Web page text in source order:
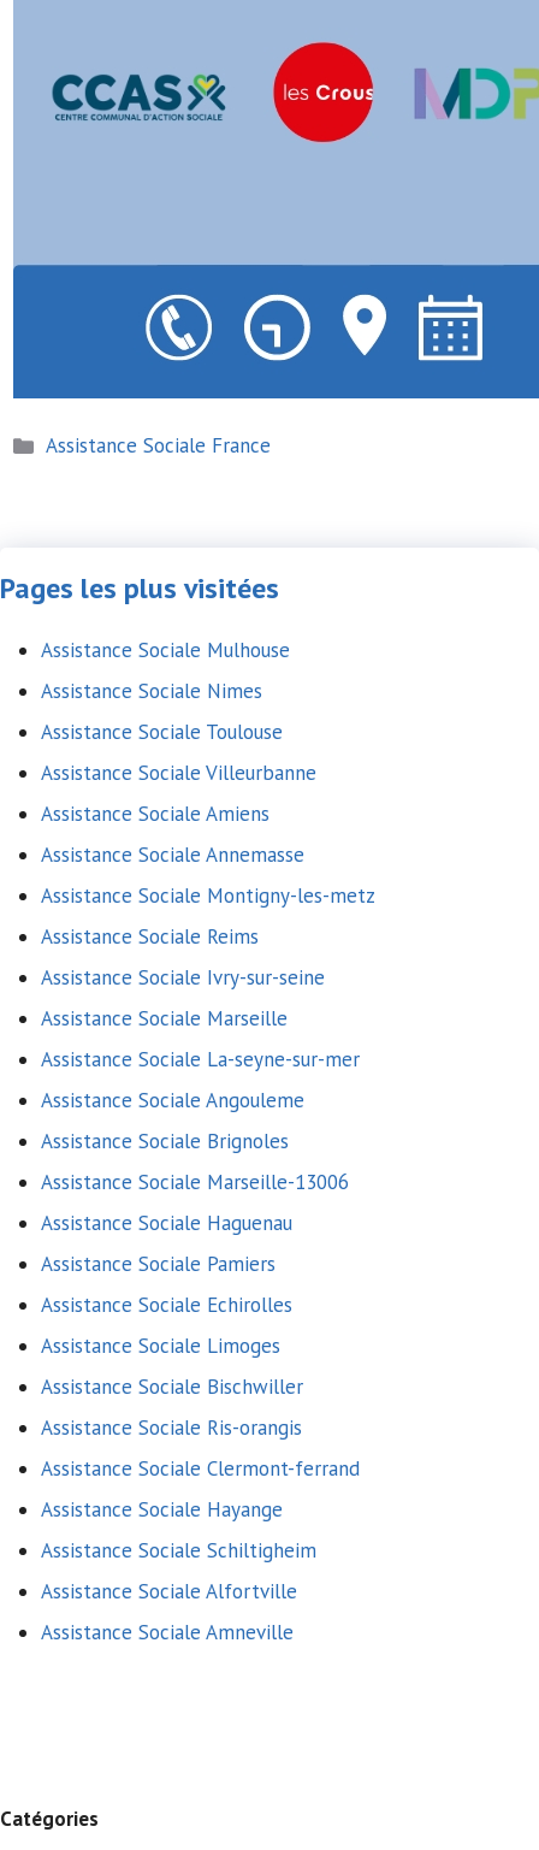
Catégories
Assistance Sociale France
Pages les plus visitées
Assistance Sociale Mulhouse
Assistance Sociale Nimes
Assistance Sociale Toulouse
Assistance Sociale Villeurbanne
Assistance Sociale Amiens
Assistance Sociale Annemasse
Assistance Sociale Montigny-les-metz
Assistance Sociale Reims
Assistance Sociale Ivry-sur-seine
Assistance Sociale Marseille
Assistance Sociale La-seyne-sur-mer
Assistance Sociale Angouleme
Assistance Sociale Brignoles
Assistance Sociale Marseille-13006
Assistance Sociale Haguenau
Assistance Sociale Pamiers
Assistance Sociale Echirolles
Assistance Sociale Limoges
Assistance Sociale Bischwiller
Assistance Sociale Ris-orangis
Assistance Sociale Clermont-ferrand
Assistance Sociale Hayange
Assistance Sociale Schiltigheim
Assistance Sociale Alfortville
Assistance Sociale Amneville
Catégories